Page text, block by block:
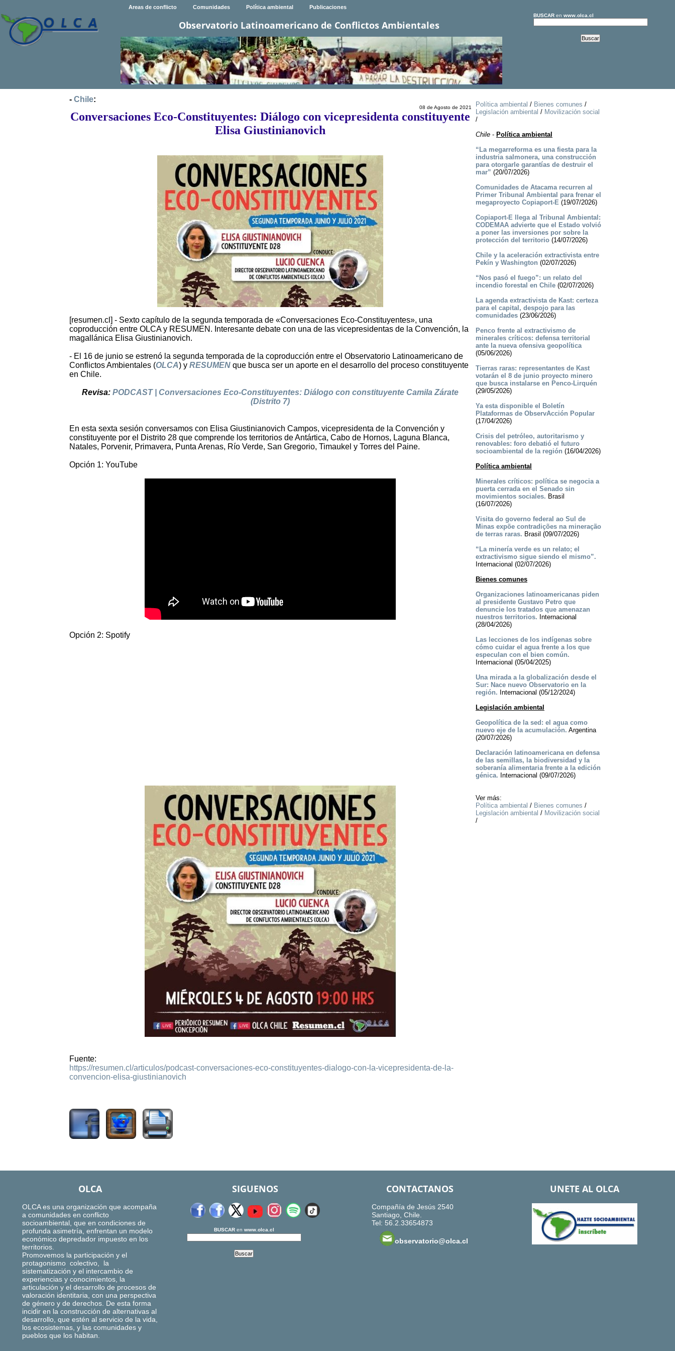
Areas de conflicto Comunidades Política ambiental Publicaciones
Observatorio Latinoamericano de Conflictos Ambientales
BUSCARen www.olca.cl
- Chile:
08 de Agosto de 2021
Conversaciones Eco-Constituyentes: Diálogo con vicepresidenta constituyente
Elisa Giustinianovich
[resumen.cl] - Sexto capítulo de la segunda temporada de «Conversaciones Eco-Constituyentes», una
coproducción entre OLCA y RESUMEN. Interesante debate con una de las vicepresidentas de la Convención, la
magallánica Elisa Giustinianovich.
- El 16 de junio se estrenó la segunda temporada de la coproducción entre el Observatorio Latinoamericano de
Conflictos Ambientales (OLCA) y RESUMEN que busca ser un aporte en el desarrollo del proceso constituyente
en Chile.
Revisa:PODCAST | Conversaciones Eco-Constituyentes: Diálogo con constituyente Camila Zárate
(Distrito 7)
En esta sexta sesión conversamos con Elisa Giustinianovich Campos, vicepresidenta de la Convención y
constituyente por el Distrito 28 que comprende los territorios de Antártica, Cabo de Hornos, Laguna Blanca,
Natales, Porvenir, Primavera, Punta Arenas, Río Verde, San Gregorio, Timaukel y Torres del Paine.
Opción 1: YouTube
Opción 2: Spotify
Fuente:
https://resumen.cl/articulos/podcast-conversaciones-eco-constituyentes-dialogo-con-la-vicepresidenta-de-la-
convencion-elisa-giustinianovich
Política ambiental / Bienes comunes /
Legislación ambiental / Movilización social
/
Chile- Política ambiental
“La megarreforma es una fiesta para la
industria salmonera, una construcción
para otorgarle garantías de destruir el
mar” (20/07/2026)
Comunidades de Atacama recurren al
Primer Tribunal Ambiental para frenar el
megaproyecto Copiaport-E (19/07/2026)
Copiaport-E llega al Tribunal Ambiental:
CODEMAA advierte que el Estado volvió
a poner las inversiones por sobre la
protección del territorio(14/07/2026)
Chile y la aceleración extractivista entre
Pekín y Washington (02/07/2026)
“Nos pasó el fuego”: un relato del
incendio forestal en Chile(02/07/2026)
La agenda extractivista de Kast: certeza
para el capital, despojo para las
comunidades(23/06/2026)
Penco frente al extractivismo de
minerales críticos: defensa territorial
ante la nueva ofensiva geopolítica
(05/06/2026)
Tierras raras: representantes de Kast
votarán el 8 de junio proyecto minero
que busca instalarse en Penco-Lirquén
(29/05/2026)
Ya esta disponible el Boletín
Plataformas de ObservAcción Popular
(17/04/2026)
Crisis del petróleo, autoritarismo y
renovables: foro debatió el futuro
socioambiental de la región (16/04/2026)
Política ambiental
Minerales críticos: política se negocia a
puerta cerrada en el Senado sin
movimientos sociales. Brasil
(16/07/2026)
Visita do governo federal ao Sul de
Minas expõe contradições na mineração
de terras raras. Brasil (09/07/2026)
“La minería verde es un relato; el
extractivismo sigue siendo el mismo”.
Internacional (02/07/2026)
Bienes comunes
Organizaciones latinoamericanas piden
al presidente Gustavo Petro que
denuncie los tratados que amenazan
nuestros territorios. Internacional
(28/04/2026)
Las lecciones de los indígenas sobre
cómo cuidar el agua frente a los que
especulan con el bien común.
Internacional (05/04/2025)
Una mirada a la globalización desde el
Sur: Nace nuevo Observatorio en la
región. Internacional (05/12/2024)
Legislación ambiental
Geopolítica de la sed: el agua como
nuevo eje de la acumulación. Argentina
(20/07/2026)
Declaración latinoamericana en defensa
de las semillas, la biodiversidad y la
soberanía alimentaria frente a la edición
génica. Internacional (09/07/2026)
Ver más:
Política ambiental / Bienes comunes /
Legislación ambiental / Movilización social
/
OLCA
OLCA es una organización que acompaña
a comunidades en conflicto
socioambiental, que en condiciones de
profunda asimetría, enfrentan un modelo
económico depredador impuesto en los
territorios.
Promovemos la participación y el
protagonismo colectivo, la
sistematización y el intercambio de
experiencias y conocimientos, la
articulación y el desarrollo de procesos de
valoración identitaria, con una perspectiva
de género y de derechos. De esta forma
incidir en la construcción de alternativas al
desarrollo, que estén al servicio de la vida,
los ecosistemas, y las comunidades y
pueblos que los habitan.
SIGUENOS
BUSCARen www.olca.cl
CONTACTANOS
Compañía de Jesús 2540
Santiago, Chile.
Tel: 56.2.33654873
observatorio@olca.cl
UNETE AL OLCA